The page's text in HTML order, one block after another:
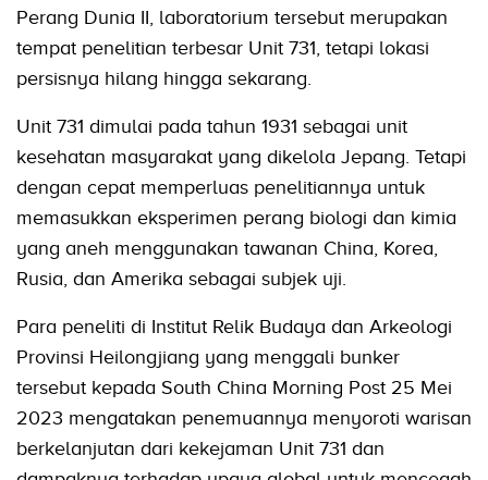
Perang Dunia II, laboratorium tersebut merupakan
tempat penelitian terbesar Unit 731, tetapi lokasi
persisnya hilang hingga sekarang.
Unit 731 dimulai pada tahun 1931 sebagai unit
kesehatan masyarakat yang dikelola Jepang. Tetapi
dengan cepat memperluas penelitiannya untuk
memasukkan eksperimen perang biologi dan kimia
yang aneh menggunakan tawanan China, Korea,
Rusia, dan Amerika sebagai subjek uji.
Para peneliti di Institut Relik Budaya dan Arkeologi
Provinsi Heilongjiang yang menggali bunker
tersebut kepada South China Morning Post 25 Mei
2023 mengatakan penemuannya menyoroti warisan
berkelanjutan dari kekejaman Unit 731 dan